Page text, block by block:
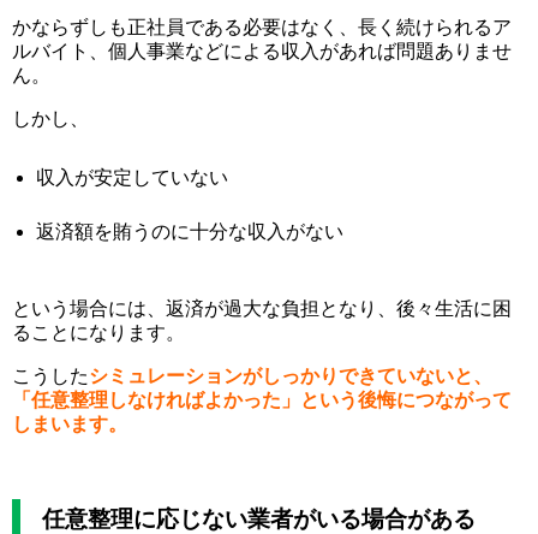
かならずしも正社員である必要はなく、長く続けられるア
ルバイト、個人事業などによる収入があれば問題ありませ
ん。
しかし、
収入が安定していない
返済額を賄うのに十分な収入がない
という場合には、返済が過大な負担となり、後々生活に困
ることになります。
こうしたシミュレーションがしっかりできていないと、
「任意整理しなければよかった」という後悔につながって
しまいます。
任意整理に応じない業者がいる場合がある